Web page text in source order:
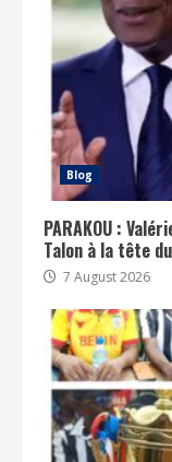
Blog
PARAKOU :
Talon à la tête
7 August 2026